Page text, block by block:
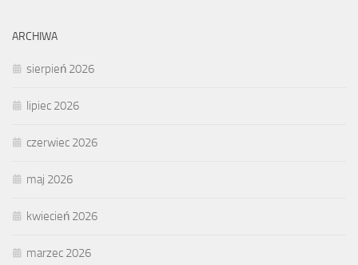
ARCHIWA
sierpień 2026
lipiec 2026
czerwiec 2026
maj 2026
kwiecień 2026
marzec 2026